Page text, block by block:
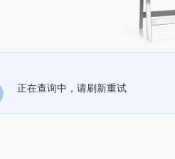
正在查询中，请刷新重试